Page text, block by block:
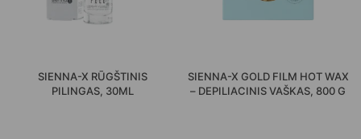
SIENNA-X RŪGŠTINIS
PILINGAS, 30ML
SIENNA-X GOLD FILM HOT WAX
– DEPILIACINIS VAŠKAS, 800 G